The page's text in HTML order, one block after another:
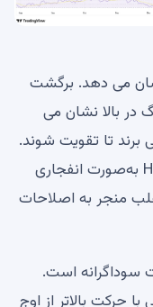
می دهد. برگشت
در بالا نشان می
تا تقویت شوند.
بر خلاف ساختار پلکان نرم‌تر HYPE، ZEC به‌صورت انفجاری
منجر به اصلاحات
است.
حرکت بالاتر از اوج